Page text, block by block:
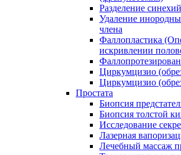
Разделение
Удаление
члена
Фаллопластика
искривлении
Циркумцизио
Циркумцизио
Простата
Биопсия
Биопсия толстой
Исследование
Лазерная
Лечебный массаж